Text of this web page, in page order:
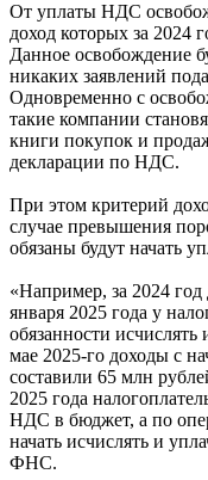
От уплаты НДС
доход которых за 2024
Данное освобождение
никаких заявлений
Одновременно с
такие компании
книги покупок и
декларации по НДС.
При этом критерий
случае превышения
обязаны будут начать
«Например, за 2024
января 2025 года у
обязанности
мае 2025-го доходы с
составили 65 млн
2025 года
НДС в бюджет, а по
начать исчислять и
ФНС.